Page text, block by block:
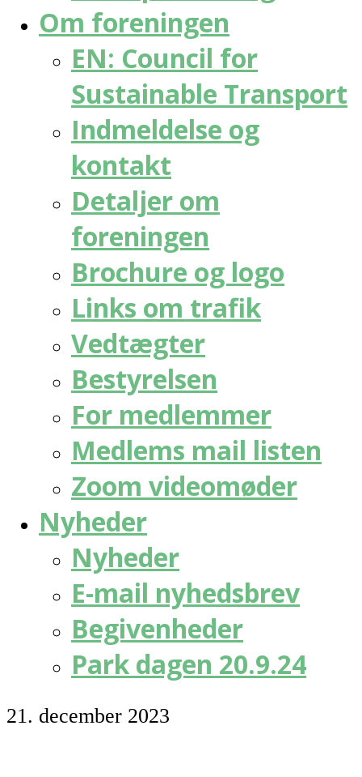
Om foreningen
EN: Council for
Sustainable Transport
Indmeldelse og
kontakt
Detaljer om
foreningen
Brochure og logo
Links om trafik
Vedtægter
Bestyrelsen
For medlemmer
Medlems mail listen
Zoom videomøder
Nyheder
Nyheder
E-mail nyhedsbrev
Begivenheder
Park dagen 20.9.24
21. december 2023